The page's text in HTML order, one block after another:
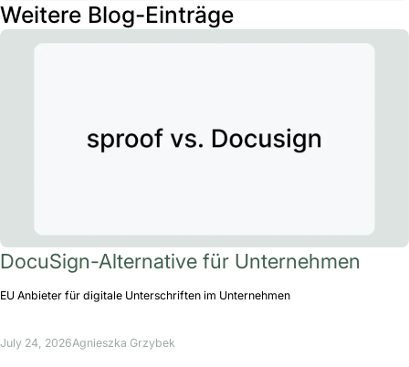
Weitere Blog-Einträge
DocuSign-Alternative für Unternehmen
EU Anbieter für digitale Unterschriften im Unternehmen
July 24, 2026Agnieszka Grzybek